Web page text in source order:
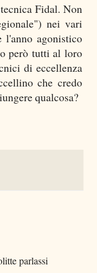
Fidal. Non
nei vari
agonistico
però tutti al loro
di eccellenza
che credo
qualcosa?
parlassi